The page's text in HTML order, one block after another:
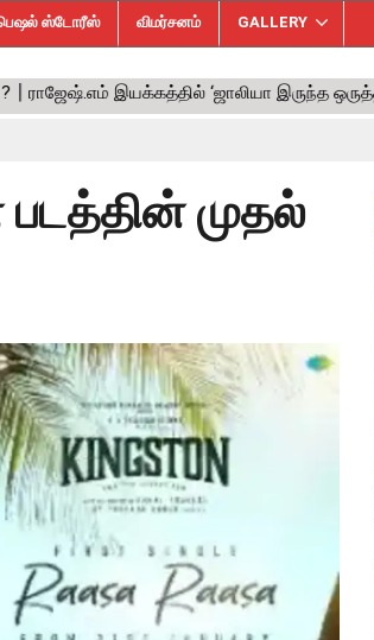
ஸ்டோரீஸ் விமர்சனம் GALLERY
படத்தின் முதல்